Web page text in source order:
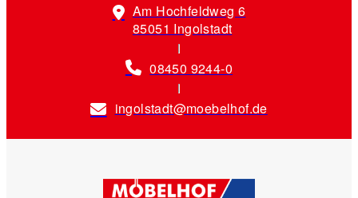
Am Hochfeldweg 6
85051 Ingolstadt
08450 9244-0
ingolstadt@moebelhof.de